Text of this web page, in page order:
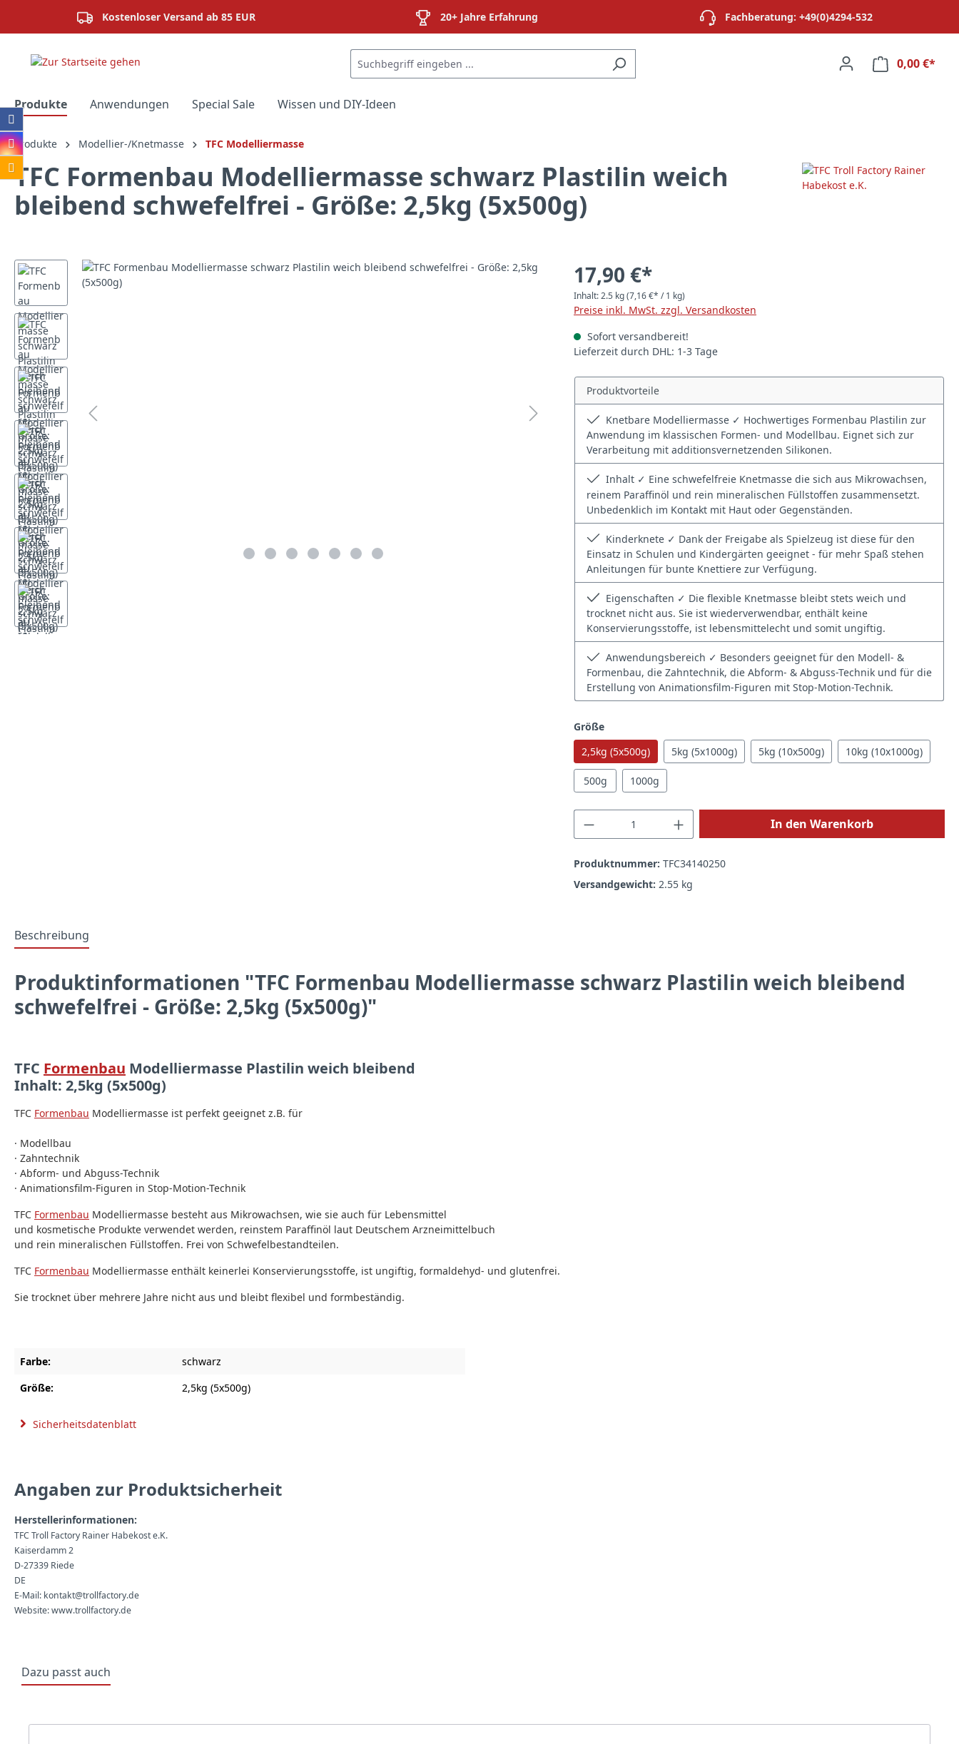
Zur Hauptnavigation springen
Kostenloser Versand ab 85 EUR 20+ Jahre Erfahrung Fachberatung: +49(0)4294-532
0,00 €*
Produkte Anwendungen Special Sale Wissen und DIY-Ideen
Produkte Modellier-/Knetmasse TFC Modelliermasse
TFC Formenbau Modelliermasse schwarz Plastilin weich
bleibend schwefelfrei - Größe: 2,5kg (5x500g)
Bildergalerie überspringen 17,90 €*
Inhalt:2.5 kg(7,16 €* / 1 kg)
Preise inkl. MwSt. zzgl. Versandkosten
Sofort versandbereit!
Lieferzeit durch DHL: 1-3 Tage
Produktvorteile
Knetbare Modelliermasse ✓ Hochwertiges Formenbau Plastilin zur
Anwendung im klassischen Formen- und Modellbau. Eignet sich zur
Verarbeitung mit additionsvernetzenden Silikonen.
Inhalt ✓ Eine schwefelfreie Knetmasse die sich aus Mikrowachsen,
reinem Paraffinöl und rein mineralischen Füllstoffen zusammensetzt.
Unbedenklich im Kontakt mit Haut oder Gegenständen.
Kinderknete ✓ Dank der Freigabe als Spielzeug ist diese für den
Einsatz in Schulen und Kindergärten geeignet - für mehr Spaß stehen
Anleitungen für bunte Knettiere zur Verfügung.
Eigenschaften ✓ Die flexible Knetmasse bleibt stets weich und
trocknet nicht aus. Sie ist wiederverwendbar, enthält keine
Konservierungsstoffe, ist lebensmittelecht und somit ungiftig.
Anwendungsbereich ✓ Besonders geeignet für den Modell- &
Formenbau, die Zahntechnik, die Abform- & Abguss-Technik und für die
Erstellung von Animationsfilm-Figuren mit Stop-Motion-Technik.
Größeauswählen
2,5kg (5x500g)
5kg (5x1000g) 5kg (10x500g) 10kg (10x1000g)
500g 1000g
Produkt Anzahl: Gib den gewünschten Wert
In den Warenkorb
Produktnummer: TFC34140250
Versandgewicht: 2.55 kg
Beschreibung
Produktinformationen "TFC Formenbau Modelliermasse schwarz Plastilin weich bleibend
schwefelfrei - Größe: 2,5kg (5x500g)"
TFC Formenbau Modelliermasse Plastilin weich bleibend
Inhalt: 2,5kg (5x500g)
TFC Formenbau Modelliermasse ist perfekt geeignet z.B. für
· Modellbau
· Zahntechnik
· Abform- und Abguss-Technik
· Animationsfilm-Figuren in Stop-Motion-Technik
TFC Formenbau Modelliermasse besteht aus Mikrowachsen, wie sie auch für Lebensmittel
und kosmetische Produkte verwendet werden, reinstem Paraffinöl laut Deutschem Arzneimittelbuch
und rein mineralischen Füllstoffen. Frei von Schwefelbestandteilen.
TFC Formenbau Modelliermasse enthält keinerlei Konservierungsstoffe, ist ungiftig, formaldehyd- und glutenfrei.
Sie trocknet über mehrere Jahre nicht aus und bleibt flexibel und formbeständig.
Farbe:
schwarz
Größe:
2,5kg (5x500g)
Sicherheitsdatenblatt
Angaben zur Produktsicherheit
Herstellerinformationen:
TFC Troll Factory Rainer Habekost e.K.
Kaiserdamm 2
D-27339 Riede
DE
E-Mail: kontakt@trollfactory.de
Website: www.trollfactory.de
Dazu passt auch